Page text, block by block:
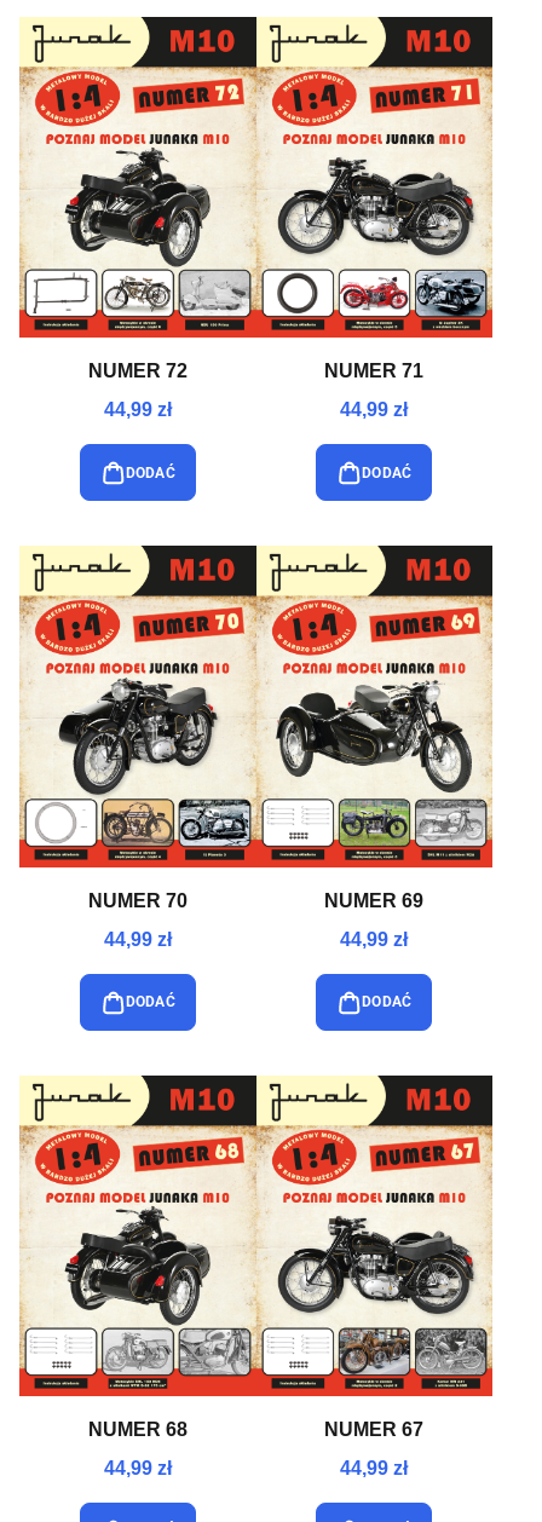
NUMER 72
44,99 zł
DODAĆ
NUMER 71
44,99 zł
DODAĆ
NUMER 70
44,99 zł
DODAĆ
NUMER 69
44,99 zł
DODAĆ
NUMER 68
44,99 zł
NUMER 67
44,99 zł